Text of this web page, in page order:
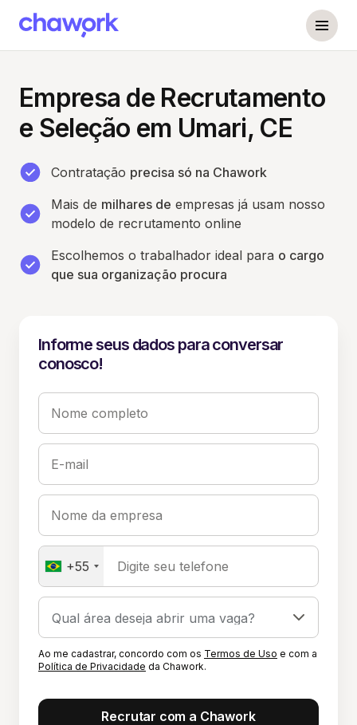
Empresa de Recrutamento
e Seleção em Umari, CE
Contratação precisa só na Chawork
Mais de milhares de empresas já usam nosso
modelo de recrutamento online
Escolhemos o trabalhador ideal para o cargo
que sua organização procura
Informe seus dados para conversar
conosco!
Nome completo
E-mail
Nome da empresa
+55 Digite seu telefone
Ao me cadastrar, concordo com os Termos de Uso e com a
Política de Privacidade da Chawork.
Recrutar com a Chawork